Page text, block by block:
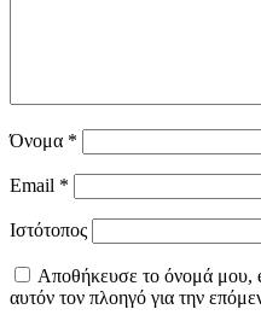
Όνομα *
Email *
Ιστότοπος
Αποθήκευσε το όνομά μου,
αυτόν τον πλοηγό για την